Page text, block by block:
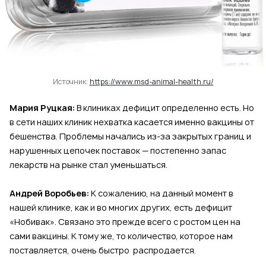
Источник: https://www.msd-animal-health.ru/
Мария Руцкая: В клиниках дефицит определенно есть. Но
в сети наших клиник нехватка касается именно вакцины от
бешенства. Проблемы начались из-за закрытых границ и
нарушенных цепочек поставок — постепенно запас
лекарств на рынке стал уменьшаться.
Андрей Воробьев: К сожалению, на данный момент в
нашей клинике, как и во многих других, есть дефицит
«Нобивак». Связано это прежде всего с ростом цен на
сами вакцины. К тому же, то количество, которое нам
поставляется, очень быстро распродается.